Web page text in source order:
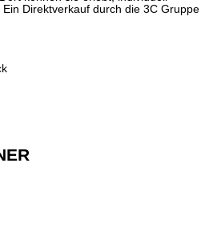
Direktverkauf durch die 3C Gruppe